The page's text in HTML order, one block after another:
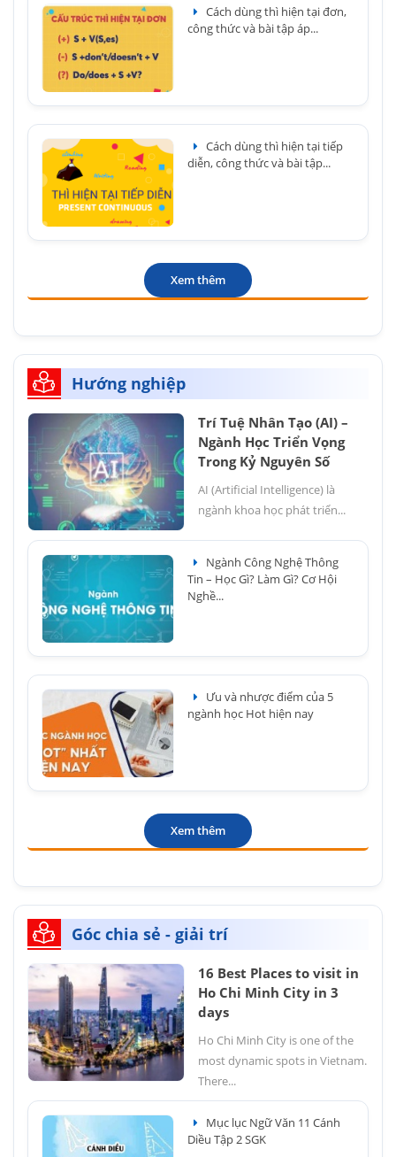
Cách dùng thì hiện tại đơn,
công thức và bài tập áp...
Cách dùng thì hiện tại tiếp
diễn, công thức và bài tập...
Xem thêm
Hướng nghiệp
Trí Tuệ Nhân Tạo (AI) –
Ngành Học Triển Vọng
Trong Kỷ Nguyên Số
AI (Artificial Intelligence) là
ngành khoa học phát triển...
Ngành Công Nghệ Thông
Tin – Học Gì? Làm Gì? Cơ Hội
Nghề...
Ưu và nhược điểm của 5
ngành học Hot hiện nay
Xem thêm
Góc chia sẻ - giải trí
16 Best Places to visit in
Ho Chi Minh City in 3
days
Ho Chi Minh City is one of the
most dynamic spots in Vietnam.
There...
Mục lục Ngữ Văn 11 Cánh
Diều Tập 2 SGK